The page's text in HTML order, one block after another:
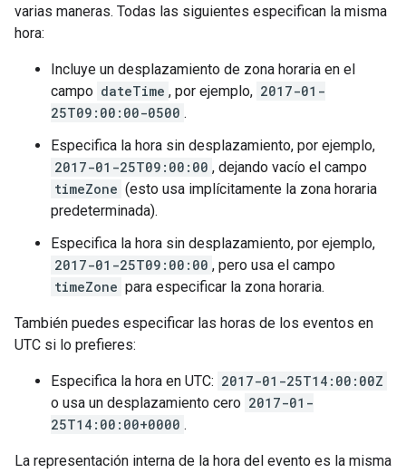
varias maneras. Todas las siguientes especifican la misma
hora:
Incluye un desplazamiento de zona horaria en el
campo dateTime , por ejemplo, 2017-01-
25T09:00:00-0500 .
Especifica la hora sin desplazamiento, por ejemplo,
2017-01-25T09:00:00 , dejando vacío el campo
timeZone (esto usa implícitamente la zona horaria
predeterminada).
Especifica la hora sin desplazamiento, por ejemplo,
2017-01-25T09:00:00 , pero usa el campo
timeZone para especificar la zona horaria.
También puedes especificar las horas de los eventos en
UTC si lo prefieres:
Especifica la hora en UTC: 2017-01-25T14:00:00Z
o usa un desplazamiento cero 2017-01-
25T14:00:00+0000 .
La representación interna de la hora del evento es la misma